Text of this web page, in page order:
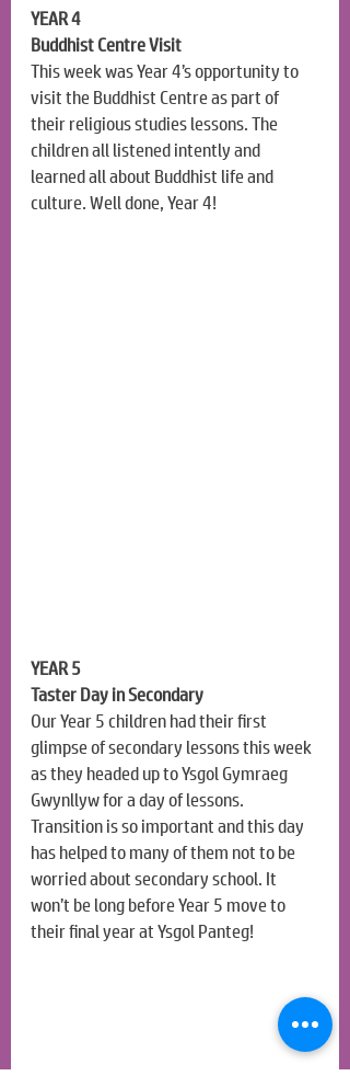
YEAR 4
Buddhist Centre Visit
This week was Year 4’s opportunity to
visit the Buddhist Centre as part of
their religious studies lessons. The
children all listened intently and
learned all about Buddhist life and
culture. Well done, Year 4!
YEAR 5
Taster Day in Secondary
Our Year 5 children had their first
glimpse of secondary lessons this week
as they headed up to Ysgol Gymraeg
Gwynllyw for a day of lessons.
Transition is so important and this day
has helped to many of them not to be
worried about secondary school. It
won’t be long before Year 5 move to
their final year at Ysgol Panteg!